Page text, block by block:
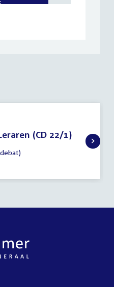
(CD 22/1)